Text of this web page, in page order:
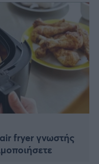
fryer γνωστής